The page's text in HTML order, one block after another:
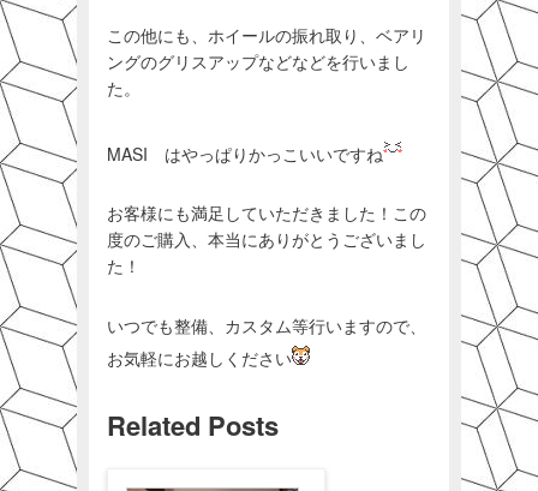
この他にも、ホイールの振れ取り、ベアリ
ングのグリスアップなどなどを行いまし
た。
MASI はやっぱりかっこいいですね
お客様にも満足していただきました！この
度のご購入、本当にありがとうございまし
た！
いつでも整備、カスタム等行いますので、
お気軽にお越しください
Related Posts